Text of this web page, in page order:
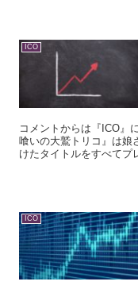
ICO
コメントからは『ICO』
喰いの大鷲トリコ』は娘
けたタイトルをすべて
ICO